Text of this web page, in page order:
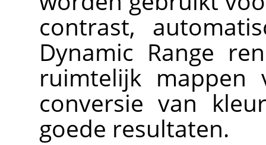
contrast,
Dynamic Range
ruimtelijk mappen
conversie van
goede resultaten.